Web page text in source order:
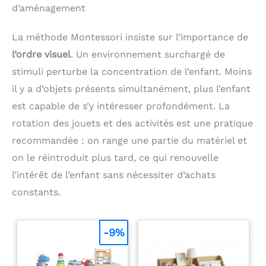
“grand lit”. Montage
Simple & Expédition en 2
matériel de fixation et
assemblage rapide.
Expédition en 2 colis
(peuvent arriver à des
dates différentes).
Matelas non inclus.
démonter, ce qui facilite le nettoyage. 【Stable et
bois est du bois de pin de haute qualité. Chaque
partie est renforcée par des pièces en alliage, ce
qui est sûr et fiable. 【Facile à assembler】Le
paquet contient des instructions détaillées et
toutes les pièces et outils. Il vous suffit de suivre
les instructions pour compléter facilement
d’aménagement
La méthode Montessori insiste sur l’importance de
l’ordre visuel. Un environnement surchargé de
stimuli perturbe la concentration de l’enfant. Moins
il y a d’objets présents simultanément, plus l’enfant
est capable de s’y intéresser profondément. La
rotation des jouets et des activités est une pratique
recommandée : on range une partie du matériel et
on le réintroduit plus tard, ce qui renouvelle
l’intérêt de l’enfant sans nécessiter d’achats
constants.
-9%